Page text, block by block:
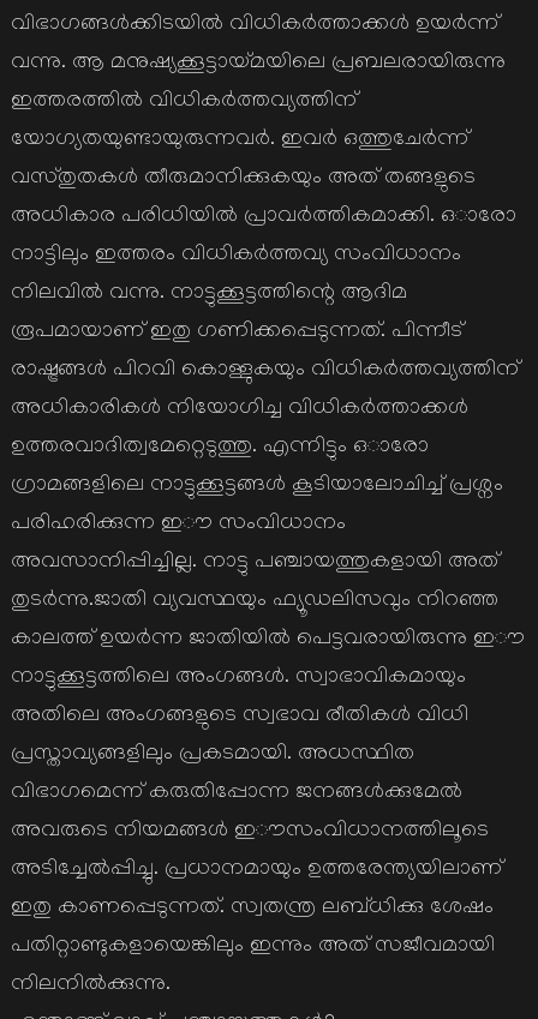
വിഭാഗങ്ങൾക്കിടയിൽ വിധികർത്താക്കൾ ഉയർന്ന്
വന്നു. ആ മനുഷ്യക്കൂട്ടായ്മയിലെ പ്രബലരായിരുന്നു
ഇത്തരത്തിൽ വിധികർത്തവ്യത്തിന്
യോഗ്യതയുണ്ടായുരുന്നവർ. ഇവർ ഒത്തുചേർന്ന്
വസ്തുതകൾ തീരുമാനിക്കുകയും അത് തങ്ങളുടെ
അധികാര പരിധിയിൽ പ്രാവർത്തികമാക്കി. ഒാരോ
നാട്ടിലും ഇത്തരം വിധികർത്തവ്യ സംവിധാനം
നിലവിൽ വന്നു. നാട്ടുക്കൂട്ടത്തിന്റെ ആദിമ
രൂപമായാണ് ഇതു ഗണിക്കപ്പെടുന്നത്. പിന്നീട്
രാഷ്ട്രങ്ങൾ പിറവി കൊള്ളുകയും വിധികർത്തവ്യത്തിന്
അധികാരികൾ നിയോഗിച്ച വിധികർത്താക്കൾ
ഉത്തരവാദിത്വമേറ്റെടുത്തു. എന്നിട്ടും ഒാരോ
ഗ്രാമങ്ങളിലെ നാട്ടുക്കൂട്ടങ്ങൾ കൂടിയാലോചിച്ച് പ്രശ്നം
പരിഹരിക്കുന്ന ഇൗ സംവിധാനം
അവസാനിപ്പിച്ചില്ല. നാട്ടു പഞ്ചായത്തുകളായി അത്
തുടർന്നു.ജാതി വ്യവസ്ഥയും ഫ്യൂഡലിസവും നിറഞ്ഞ
കാലത്ത് ഉയർന്ന ജാതിയിൽ പെട്ടവരായിരുന്നു ഇൗ
നാട്ടുക്കൂട്ടത്തിലെ അംഗങ്ങൾ. സ്വാഭാവികമായും
അതിലെ അംഗങ്ങളുടെ സ്വഭാവ രീതികൾ വിധി
പ്രസ്താവ്യങ്ങളിലും പ്രകടമായി. അധസ്ഥിത
വിഭാഗമെന്ന് കരുതിപ്പോന്ന ജനങ്ങൾക്കുമേൽ
അവരുടെ നിയമങ്ങൾ ഇൗസംവിധാനത്തിലൂടെ
അടിച്ചേൽപ്പിച്ചു. പ്രധാനമായും ഉത്തരേന്ത്യയിലാണ്
ഇതു കാണപ്പെടുന്നത്. സ്വതന്ത്ര ലബ്ധിക്കു ശേഷം
പതിറ്റാണ്ടുകളായെങ്കിലും ഇന്നും അത് സജീവമായി
നിലനിൽക്കുന്നു.